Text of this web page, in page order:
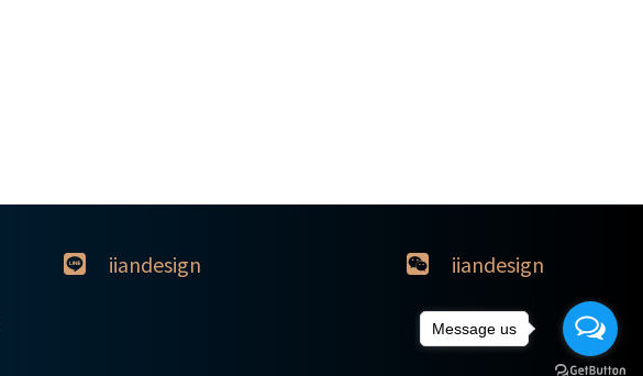
iiandesign
iiandesign
Message us